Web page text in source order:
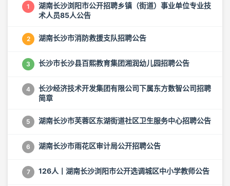
1
湖南长沙浏阳市公开招聘乡镇（街道）事业单位专业技
术人员85人公告
2 湖南长沙市消防救援支队招聘公告
3 长沙市长沙县百熙教育集团湘润幼儿园招聘公告
4
长沙经济技术开发集团有限公司下属东方数智公司招聘
简章
5 湖南长沙市芙蓉区东湖街道社区卫生服务中心招聘公告
6 湖南长沙市雨花区审计局公开招聘公告
7 126人丨湖南长沙浏阳市公开选调城区中小学教师公告